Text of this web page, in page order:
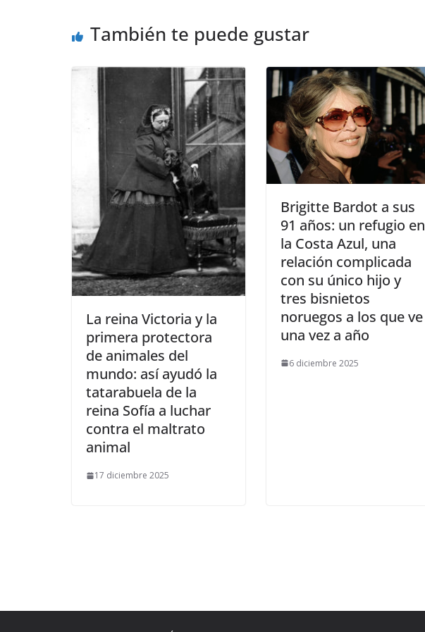
También te puede gustar
​La reina Victoria y la
primera protectora
de animales del
mundo: así ayudó la
tatarabuela de la
reina Sofía a luchar
contra el maltrato
animal
17 diciembre 2025
​Brigitte Bardot a sus
91 años: un refugio en
la Costa Azul, una
relación complicada
con su único hijo y
tres bisnietos
noruegos a los que ve
una vez a año
6 diciembre 2025